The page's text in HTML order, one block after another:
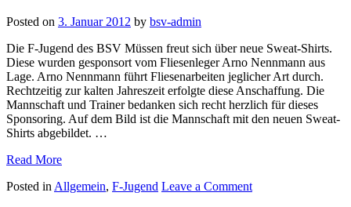
Lage
Posted on 3. Januar 2012 by bsv-admin
Die F-Jugend des BSV Müssen freut sich über neue Sweat-Shirts.
Diese wurden gesponsort vom Fliesenleger Arno Nennmann aus
Lage. Arno Nennmann führt Fliesenarbeiten jeglicher Art durch.
Rechtzeitig zur kalten Jahreszeit erfolgte diese Anschaffung. Die
Mannschaft und Trainer bedanken sich recht herzlich für dieses
Sponsoring. Auf dem Bild ist die Mannschaft mit den neuen Sweat-
Shirts abgebildet. …
Read More„F-
mit
Posted in Allgemein, F-Jugend Leave a Commenton